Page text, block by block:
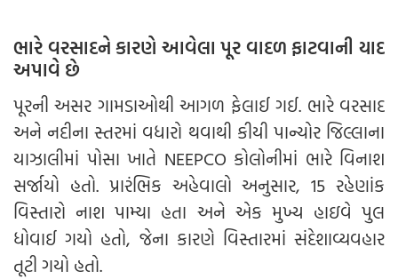
ભારે વરસાદને કારણે આવેલા પૂર વાદળ ફાટવાની યાદ
અપાવે છે
પૂરની અસર ગામડાઓથી આગળ ફેલાઈ ગઈ. ભારે વરસાદ
અને નદીના સ્તરમાં વધારો થવાથી કીયી પાન્યોર જિલ્લાના
યાઝાલીમાં પોસા ખાતે NEEPCO કોલોનીમાં ભારે વિનાશ
સર્જાયો હતો. પ્રારંભિક અહેવાલો અનુસાર, 15 રહેણાંક
વિસ્તારો નાશ પામ્યા હતા અને એક મુખ્ય હાઇવે પુલ
ધોવાઈ ગયો હતો, જેના કારણે વિસ્તારમાં સંદેશાવ્યવહાર
તૂટી ગયો હતો.